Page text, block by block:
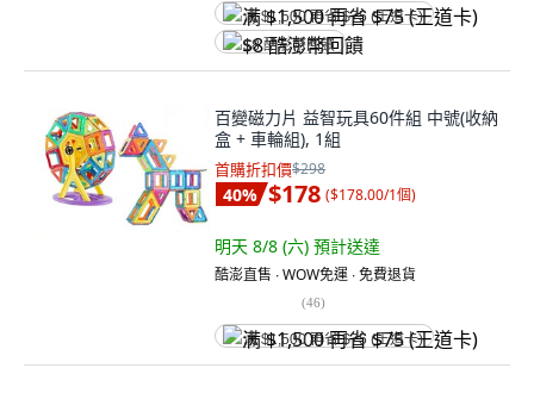
满 $1,500 再省 $75 (王道卡)
$8 酷澎幣回饋
百變磁力片 益智玩具60件組 中號(收納
盒 + 車輪組), 1組
首購折扣價$298
40% $178 ($178.00/1個)
明天 8/8 (六) 預計送達
酷澎直售 ∙ WOW免運 ∙ 免費退貨
(46)
满 $1,500 再省 $75 (王道卡)